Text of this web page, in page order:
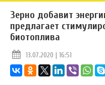
Зерно добавит
предлагает
биотоплива
13.07.2020 | 16:51